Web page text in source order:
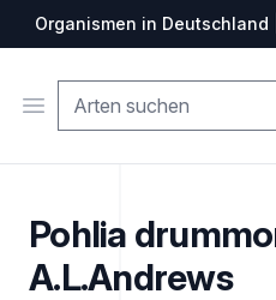
Organismen in
Open menu
Pohlia
A.L.Andrews